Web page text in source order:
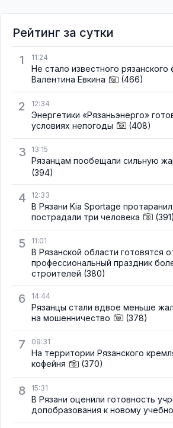
Рейтинг за сутки
1
11:24
Не стало известного рязанского
Валентина Евкина
(466)
2 12:34
Энергетики «Рязаньэнерго»
условиях непогоды
(408)
3 13:15
Рязанцам пообещали сильную
(394)
4 12:33
В Рязани Kia Sportage протаранил
пострадали три человека
(391)
5 11:01
В Рязанской области готовятся
профессиональный праздник
строителей (380)
6 14:44
Рязанцы стали вдвое меньше
на мошенничество
(378)
7 09:31
На территории Рязанского
кофейня
(370)
8 15:31
В Рязани оценили готовность
допобразования к новому